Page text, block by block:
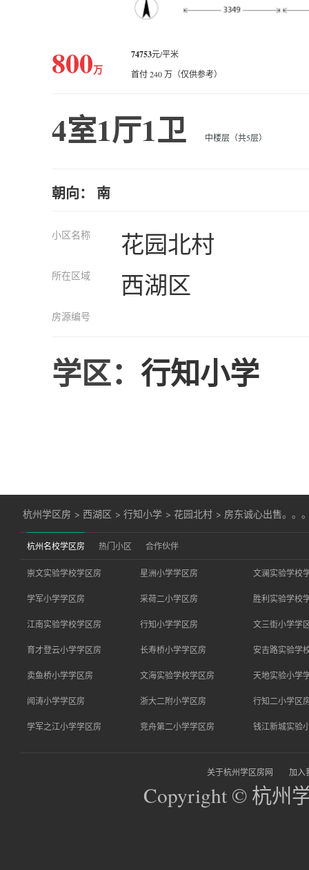
800万
74753元/平米
首付 240 万（仅供参考）
4室1厅1卫 中楼层（共5层）
朝向： 南
小区名称 花园北村
所在区域 西湖区
房源编号
学区： 行知小学
杭州学区房 > 西湖区 >行知小学 > 花园北村 > 房东诚心出售。。
杭州名校学区房 热门小区 合作伙伴
崇文实验学校学区房 星洲小学学区房 文澜实验学校
学军小学学区房 采荷二小学区房 胜利实验学校
江南实验学校学区房 行知小学学区房 文三街小学学
育才登云小学学区房 长寿桥小学学区房 安吉路实验学
卖鱼桥小学学区房 文海实验学校学区房 天地实验小学
闻涛小学学区房 浙大二附小学区房 行知二小学区
学军之江小学学区房 竞舟第二小学学区房 钱江新城实验
关于杭州学区房网 加入
Copyright © 杭州